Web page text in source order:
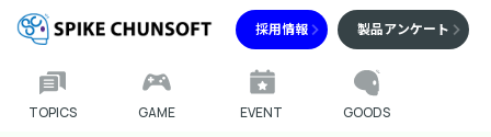
採用情報 製品アンケート
TOPICS GAME EVENT GOODS